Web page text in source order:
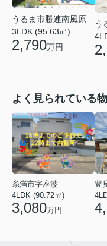
うるま市勝連南風原
3LDK (95.63㎡)
2,790万円
う
よく見られている
糸満市字座波
4LDK (90.72㎡)
3,080万円
豊